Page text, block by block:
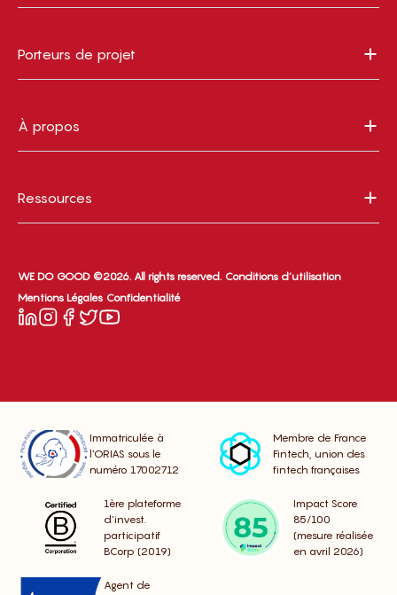
Porteurs de projet
À propos
Ressources
WE DO GOOD ©2026. All rights reserved. Conditions d’utilisation
Mentions Légales Confidentialité
Immatriculée à
l’ORIAS sous le
numéro 17002712
Membre de France
Fintech, union des
fintech françaises
1ère plateforme
d’invest.
participatif
BCorp (2019)
Impact Score
85/100
(mesure réalisée
en avril 2026)
Agent de